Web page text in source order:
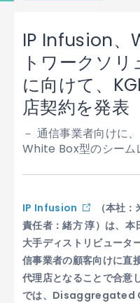
IP Infusion、
トワークソ
に向けて、
店契約を発表
－ 通信事業者向けに
White Box型のシーム
IP Infusion
（本社
責任者：緒方 淳）は、本
大手ディストリビュータ
信事業者の顧客向けに直
代理店となることで合意
では、Disaggregated